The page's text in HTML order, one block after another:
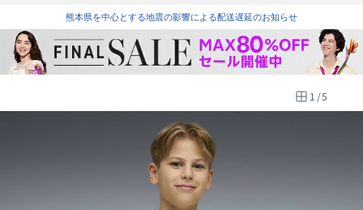
熊本県を中心とする地震の影響による配送遅延のお知らせ
1 /5